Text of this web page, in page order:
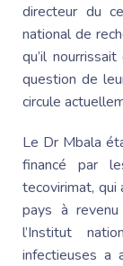
directeur du
national de
qu’il
question de
circule
Le Dr Mbala
financé par
tecovirimat,
pays à
l’Institut
infectieuses a